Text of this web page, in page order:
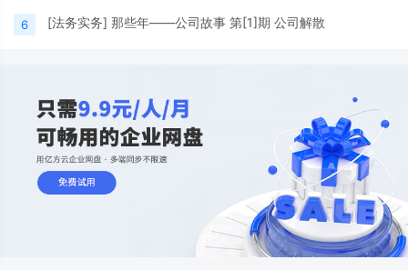
6 [法务实务] 那些年——公司故事 第[1]期 公司解散